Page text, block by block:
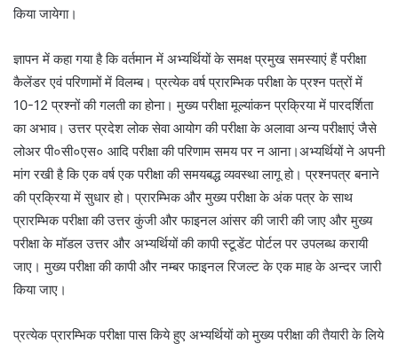
किया जायेगा।
ज्ञापन में कहा गया है कि वर्तमान में अभ्यर्थियों के समक्ष प्रमुख समस्याएं हैं परीक्षा
कैलेंडर एवं परिणामों में विलम्ब। प्रत्येक वर्ष प्रारम्भिक परीक्षा के प्रश्न पत्रों में
10-12 प्रश्नों की गलती का होना। मुख्य परीक्षा मूल्यांकन प्रक्रिया में पारदर्शिता
का अभाव। उत्तर प्रदेश लोक सेवा आयोग की परीक्षा के अलावा अन्य परीक्षाएं जैसे
लोअर पी०सी०एस० आदि परीक्षा की परिणाम समय पर न आना।अभ्यर्थियों ने अपनी
मांग रखी है कि एक वर्ष एक परीक्षा की समयबद्ध व्यवस्था लागू हो। प्रश्नपत्र बनाने
की प्रक्रिया में सुधार हो। प्रारम्भिक और मुख्य परीक्षा के अंक पत्र के साथ
प्रारम्भिक परीक्षा की उत्तर कुंजी और फाइनल आंसर की जारी की जाए और मुख्य
परीक्षा के मॉडल उत्तर और अभ्यर्थियों की कापी स्टूडेंट पोर्टल पर उपलब्ध करायी
जाए। मुख्य परीक्षा की कापी और नम्बर फाइनल रिजल्ट के एक माह के अन्दर जारी
किया जाए।
प्रत्येक प्रारम्भिक परीक्षा पास किये हुए अभ्यर्थियों को मुख्य परीक्षा की तैयारी के लिये